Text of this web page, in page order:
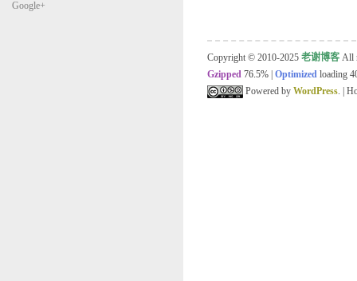
Transitional
Google+
Copyright © 2010-2025 老谢博客 All
Gzipped 76.5% Optimized loading
Powered by WordPress. |